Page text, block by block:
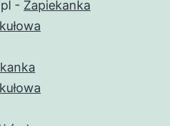
- Zapiekanka